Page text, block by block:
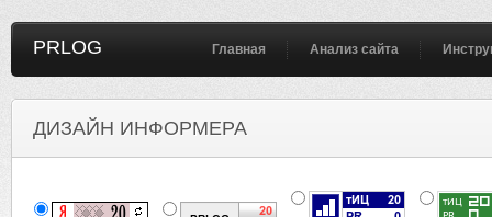
PRLOG Главная Анализ сайта
ДИЗАЙН ИНФОРМЕРА